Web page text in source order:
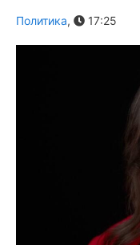
Политика, 17:25